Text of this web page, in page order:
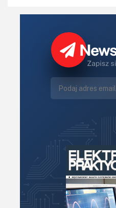
Robotyka
Sterowniki silników
Technika μP, μC, PLD
Termometry i termostaty